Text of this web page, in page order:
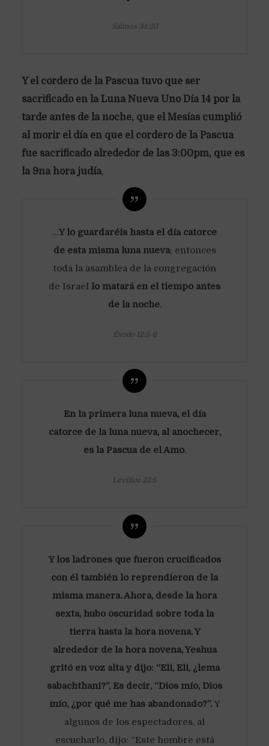
Salmos 34:20
Y el cordero de la Pascua tuvo que ser
sacrificado en la Luna Nueva Uno Día 14 por la
tarde antes de la noche, que el Mesías cumplió
al morir el día en que el cordero de la Pascua
fue sacrificado alrededor de las 3:00pm, que es
la 9na hora judía,
…Y lo guardaréis hasta el día catorce
de esta misma luna nueva; entonces
toda la asamblea de la congregación
de Israel lo matará en el tiempo antes
de la noche.
Éxodo 12:5-6
En la primera luna nueva, el día
catorce de la luna nueva, al anochecer,
es la Pascua de el Amo.
Levítico 23:5
Y los ladrones que fueron crucificados
con él también lo reprendieron de la
misma manera. Ahora, desde la hora
sexta, hubo oscuridad sobre toda la
tierra hasta la hora novena. Y
alrededor de la hora novena, Yeshua
gritó en voz alta y dijo: “Eli, Eli, ¿lema
sabachthani?”, Es decir, “Dios mío, Dios
mío, ¿por qué me has abandonado?”.Y
algunos de los espectadores, al
escucharlo, dijo: “Este hombre está